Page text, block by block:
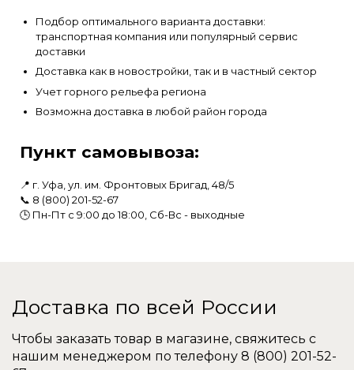
Подбор оптимального варианта доставки:
транспортная компания или популярный сервис
доставки
Доставка как в новостройки, так и в частный сектор
Учет горного рельефа региона
Возможна доставка в любой район города
Пункт самовывоза:
📍 г. Уфа, ул. им. Фронтовых Бригад, 48/5
📞 8 (800) 201-52-67
🕒 Пн-Пт с 9:00 до 18:00, Сб-Вс - выходные
Доставка по всей России
Чтобы заказать товар в магазине, свяжитесь с
нашим менеджером по телефону 8 (800) 201-52-